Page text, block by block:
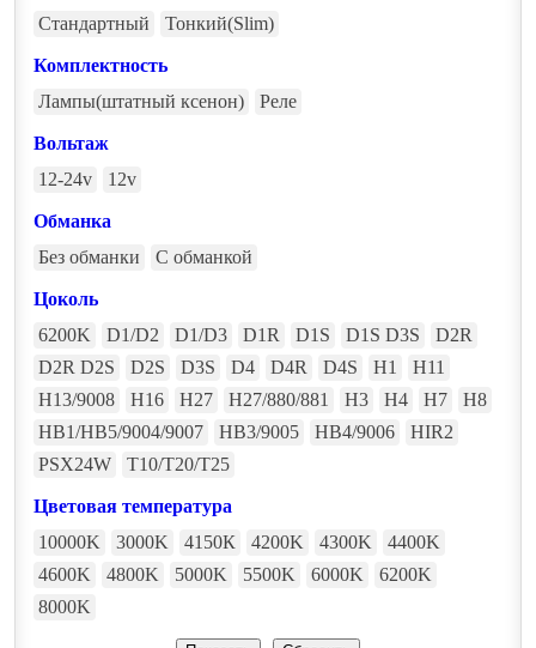
Стандартный
Тонкий(Slim)
Комплектность
Лампы(штатный ксенон)
Реле
Вольтаж
12-24v
12v
Обманка
Без обманки
С обманкой
Цоколь
6200K
D1/D2 D1/D3 D1R D1S D1S D3S
D2R
D2R D2S
D2S D3S D4 D4R D4S H1
H11
H13/9008
H16 H27 H27/880/881 H3 H4 H7
H8
HB1/HB5/9004/9007
HB3/9005 HB4/9006
HIR2
PSX24W
T10/T20/T25
Цветовая температура
10000K
3000K 4150К 4200K 4300K
4400K
4600K
4800K 5000K 5500K 6000K
6200K
8000K